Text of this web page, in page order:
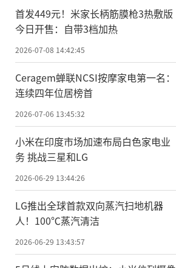
首发449元！米家长柄筋膜枪3热敷版
今日开售：自带3档加热
2026-07-08 14:42:45
Ceragem蝉联NCSI按摩家电第一名：
连续四年位居榜首
2026-07-06 13:45:32
小米在印度市场加速布局白色家电业
务 挑战三星和LG
2026-06-29 13:44:26
LG推出全球首款双向蒸汽扫地机器
人！100℃蒸汽清洁
2026-06-29 13:43:57